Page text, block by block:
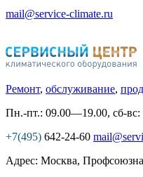
mail@service-climate.ru
Ремонт, обслуживание,
Пн.-пт.: 09.00—19.00, сб-вс:
+7(495) 642-24-60
Адрес: Москва,